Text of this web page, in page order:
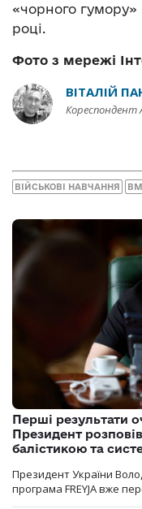
«чорного гумору»
році.
Фото з мережі
ВІТАЛІЙ
Кореспондент
ВІЙСЬКОВІ НАВЧАННЯ
Перші результати
Президент
балістикою та
Президент України
програма FREYJA вже